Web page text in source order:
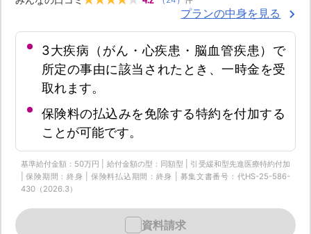
プランの中身を見る
3大疾病（がん・心疾患・脳血管疾患）で
所定の事由に該当されたとき、一時金を受
取れます。
保険料の払込みを免除する特約を付加する
ことが可能です。
基準給付金額：50万円 | 給付金額の型：同額型 | 引受緩和型先進医療特約付加
| 保険期間：終身 | 保険料払込期間：終身 | 募集文書番号：代HS-25-586-
430（2026.3）
資料請求